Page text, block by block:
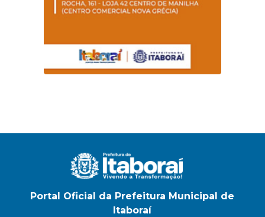
Portal Oficial da Prefeitura Municipal de
Itaboraí